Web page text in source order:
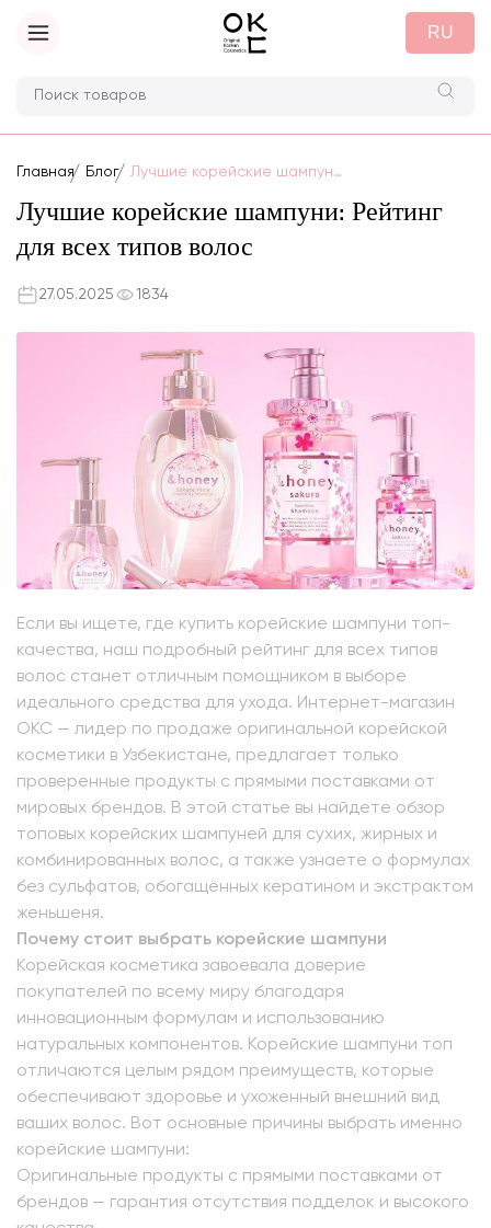
RU
Главная Блог Лучшие корейские шампуни: Рейтинг для всех типов волос
Лучшие корейские шампуни: Рейтинг
для всех типов волос
27.05.2025 1834
Если вы ищете, где купить корейские шампуни топ-
качества, наш подробный рейтинг для всех типов
волос станет отличным помощником в выборе
идеального средства для ухода. Интернет-магазин
OKC — лидер по продаже оригинальной корейской
косметики в Узбекистане, предлагает только
проверенные продукты с прямыми поставками от
мировых брендов. В этой статье вы найдете обзор
топовых корейских шампуней для сухих, жирных и
комбинированных волос, а также узнаете о формулах
без сульфатов, обогащённых кератином и экстрактом
женьшеня.
Почему стоит выбрать корейские шампуни
Корейская косметика завоевала доверие
покупателей по всему миру благодаря
инновационным формулам и использованию
натуральных компонентов. Корейские шампуни топ
отличаются целым рядом преимуществ, которые
обеспечивают здоровье и ухоженный внешний вид
ваших волос. Вот основные причины выбрать именно
корейские шампуни:
Оригинальные продукты с прямыми поставками от
брендов — гарантия отсутствия подделок и высокого